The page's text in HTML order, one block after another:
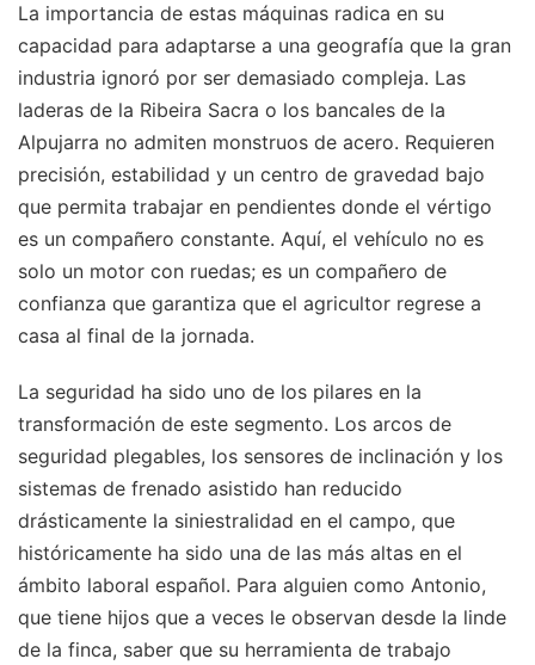
La importancia de estas máquinas radica en su
capacidad para adaptarse a una geografía que la gran
industria ignoró por ser demasiado compleja. Las
laderas de la Ribeira Sacra o los bancales de la
Alpujarra no admiten monstruos de acero. Requieren
precisión, estabilidad y un centro de gravedad bajo
que permita trabajar en pendientes donde el vértigo
es un compañero constante. Aquí, el vehículo no es
solo un motor con ruedas; es un compañero de
confianza que garantiza que el agricultor regrese a
casa al final de la jornada.
La seguridad ha sido uno de los pilares en la
transformación de este segmento. Los arcos de
seguridad plegables, los sensores de inclinación y los
sistemas de frenado asistido han reducido
drásticamente la siniestralidad en el campo, que
históricamente ha sido una de las más altas en el
ámbito laboral español. Para alguien como Antonio,
que tiene hijos que a veces le observan desde la linde
de la finca, saber que su herramienta de trabajo